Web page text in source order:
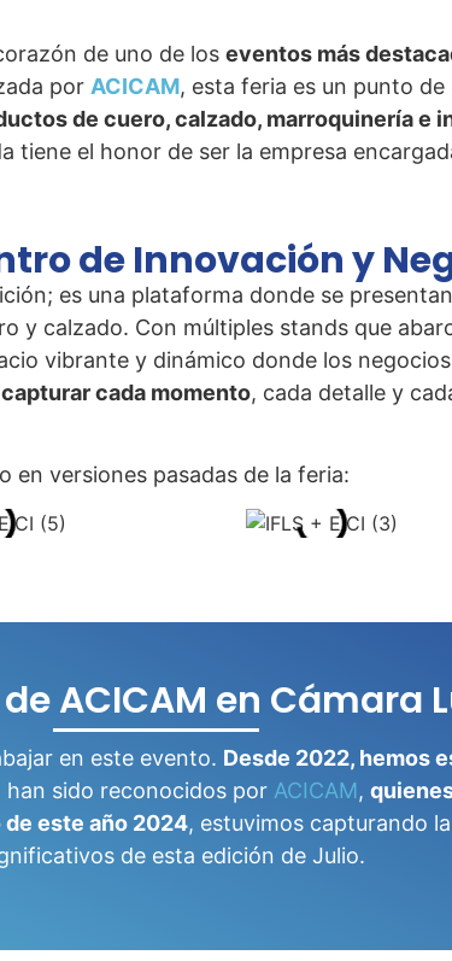
de uno de los eventos más
por ACICAM, esta feria es un punto
de cuero, calzado, marroquinería e
tiene el honor de ser la empresa
de Innovación y
es una plataforma donde se
y calzado. Con múltiples stands que
vibrante y dinámico donde los
cada momento, cada detalle y
en versiones pasadas de la feria:
ACICAM en Cámara
en este evento. Desde 2022, hemos
sido reconocidos por ACICAM,
de este año 2024, estuvimos capturando
de esta edición de Julio.